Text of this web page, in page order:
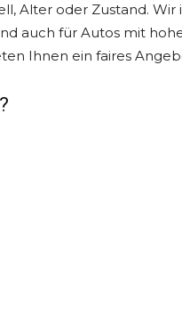
Alter oder Zustand. Wir
auch für Autos mit
Ihnen ein faires